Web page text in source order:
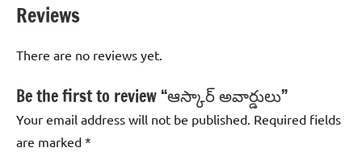
Reviews
There are no reviews yet.
Be the first to review “ఆస్కార్‌ అవార్డులు”
Your email address will not be published. Required fields
are marked *